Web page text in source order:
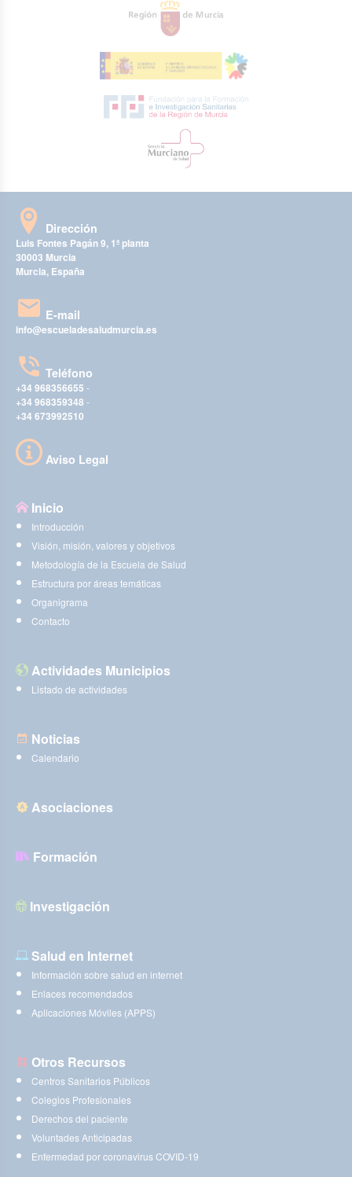
Dirección
Luis Fontes Pagán 9, 1ª planta
30003 Murcia
Murcia, España
E-mail
info@escueladesaludmurcia.es
Teléfono
+34 968356655 -
+34 968359348 -
+34 673992510
Aviso Legal
Inicio
Introducción
Visión, misión, valores y objetivos
Metodología de la Escuela de Salud
Estructura por áreas temáticas
Organigrama
Contacto
Actividades Municipios
Listado de actividades
Noticias
Calendario
Asociaciones
Formación
Investigación
Salud en Internet
Información sobre salud en internet
Enlaces recomendados
Aplicaciones Móviles (APPS)
Otros Recursos
Centros Sanitarios Públicos
Colegios Profesionales
Derechos del paciente
Voluntades Anticipadas
Enfermedad por coronavirus COVID-19